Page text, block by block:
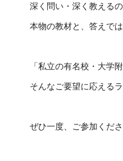
深く問い・深く教える
本物の教材と、答えで
「私立の有名校・大学
そんなご要望に応える
ぜひ一度、ご参加くださ